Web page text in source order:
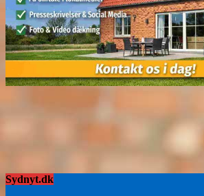
Sydnyt.dk